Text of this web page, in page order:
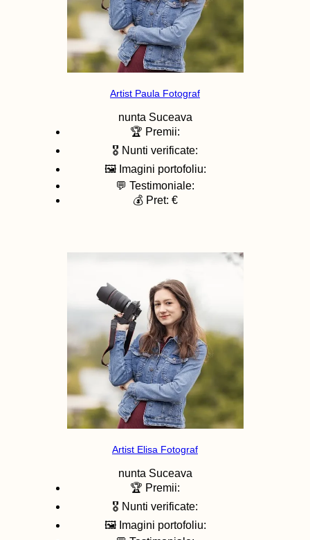
Artist Paula Fotograf
nunta Suceava
🏆 Premii:
🎖️ Nunti verificate:
🖼️ Imagini portofoliu:
💬 Testimoniale:
💰 Pret: €
Artist Elisa Fotograf
nunta Suceava
🏆 Premii:
🎖️ Nunti verificate:
🖼️ Imagini portofoliu: